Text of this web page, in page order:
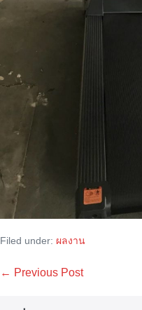
Filed under: ผลงาน
Post
← Previous Post